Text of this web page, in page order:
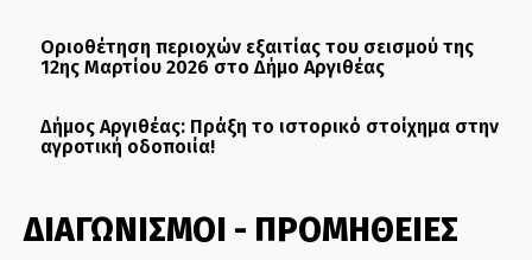
Οριοθέτηση περιοχών εξαιτίας του σεισμού της
12ης Μαρτίου 2026 στο Δήμο Αργιθέας
Δήμος Αργιθέας: Πράξη το ιστορικό στοίχημα στην
αγροτική οδοποιία!
ΔΙΑΓΩΝΙΣΜΟΙ - ΠΡΟΜΗΘΕΙΕΣ